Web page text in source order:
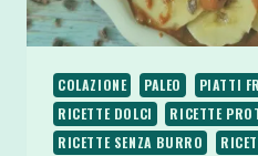
COLAZIONE PALEO PIATTI
RICETTE DOLCI
RICETTE
RICETTE SENZA BURRO